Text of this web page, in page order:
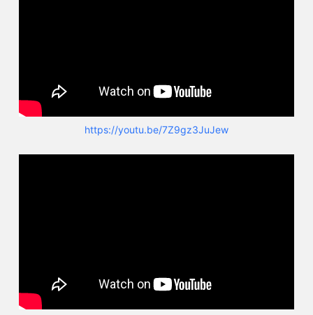
https://youtu.be/7Z9gz3JuJew